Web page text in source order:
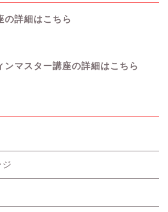
の詳細はこちら
ンマスター講座の詳細はこちら